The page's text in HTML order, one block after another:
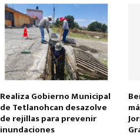
Realiza Gobierno Municipal
de Tetlanohcan desazolve
de rejillas para prevenir
inundaciones